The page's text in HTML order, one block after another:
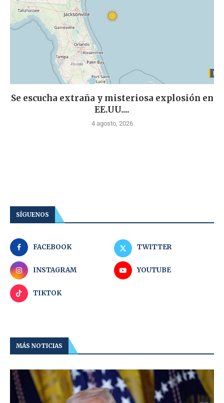
Se escucha extraña y misteriosa explosión en
EE.UU....
4 agosto, 2026
SÍGUENOS
FACEBOOK TWITTER
INSTAGRAM YOUTUBE
TIKTOK
MÁS NOTICIAS